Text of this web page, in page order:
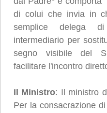
di colui che invia in
semplice delega
intermediario per
segno visibile del
facilitare l'incontro
Il Ministro: Il ministro
Per la consacrazione